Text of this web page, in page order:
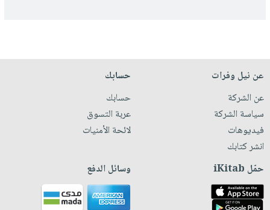
عن نيل وفرات
عن الشركة
سياسة الشركة
فيديوهات
انشر كتابك
حسابك
حسابك
عربة التسوق
لائحة الأمنيات
حمّل iKitab وسائل الدفع